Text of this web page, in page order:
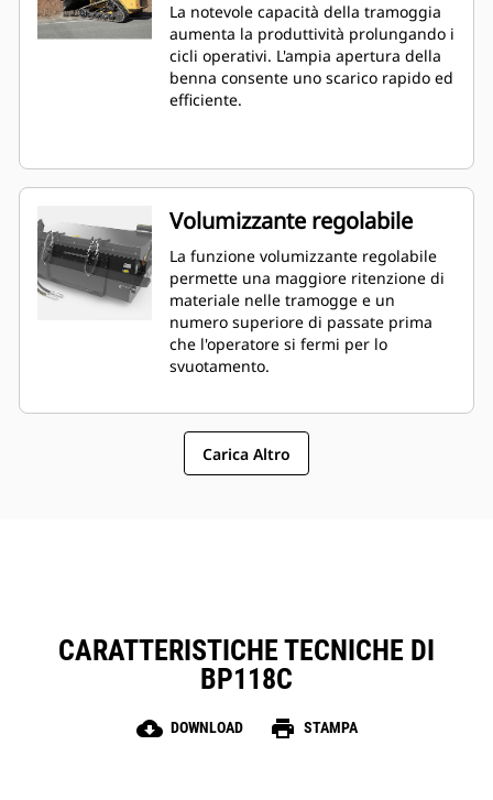
La notevole capacità della tramoggia
aumenta la produttività prolungando i
cicli operativi. L'ampia apertura della
benna consente uno scarico rapido ed
efficiente.
Volumizzante regolabile
La funzione volumizzante regolabile
permette una maggiore ritenzione di
materiale nelle tramogge e un
numero superiore di passate prima
che l'operatore si fermi per lo
svuotamento.
Carica Altro
CARATTERISTICHE TECNICHE DI
BP118C
cloud_download DOWNLOAD print STAMPA